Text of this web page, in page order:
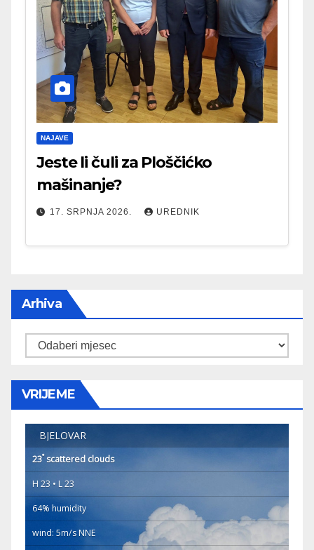
NAJAVE
Jeste li čuli za Ploščićko
mašinanje?
17. SRPNJA 2026. UREDNIK
Arhiva
Arhiva
VRIJEME
BJELOVAR
23°scattered clouds
H 23 • L 23
64% humidity
wind: 5m/s NNE